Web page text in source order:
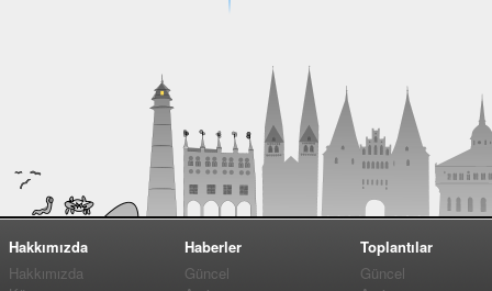
Hakkımızda
Hakkımızda
Haberler
Güncel
Toplantılar
Güncel